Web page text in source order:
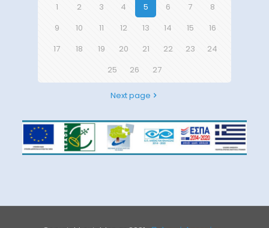
1 2 3 4 5 6 7
8
9
10 11 12 13 14 15
16
17
18 19 20 21 22 23
24
25
26 27
Next page